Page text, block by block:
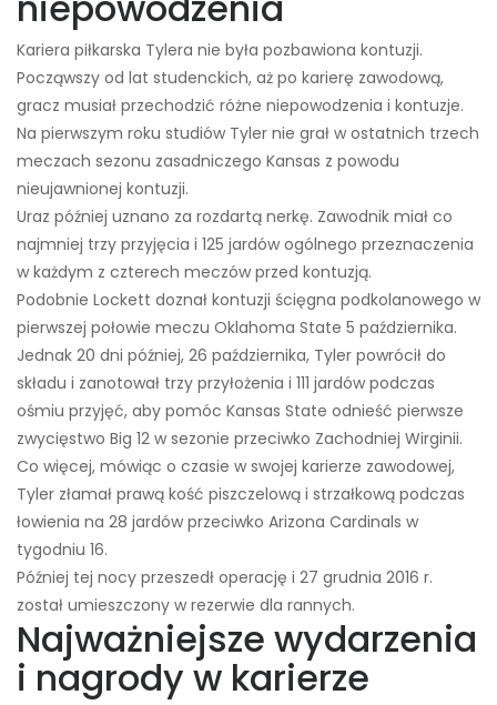
Kariera piłkarska Tylera nie była pozbawiona kontuzji.
Począwszy od lat studenckich, aż po karierę zawodową,
gracz musiał przechodzić różne niepowodzenia i kontuzje.
Na pierwszym roku studiów Tyler nie grał w ostatnich trzech
meczach sezonu zasadniczego Kansas z powodu
nieujawnionej kontuzji.
Uraz później uznano za rozdartą nerkę. Zawodnik miał co
najmniej trzy przyjęcia i 125 jardów ogólnego przeznaczenia
w każdym z czterech meczów przed kontuzją.
Podobnie Lockett doznał kontuzji ścięgna podkolanowego w
pierwszej połowie meczu Oklahoma State 5 października.
Jednak 20 dni później, 26 października, Tyler powrócił do
składu i zanotował trzy przyłożenia i 111 jardów podczas
ośmiu przyjęć, aby pomóc Kansas State odnieść pierwsze
zwycięstwo Big 12 w sezonie przeciwko Zachodniej Wirginii.
Co więcej, mówiąc o czasie w swojej karierze zawodowej,
Tyler złamał prawą kość piszczelową i strzałkową podczas
łowienia na 28 jardów przeciwko Arizona Cardinals w
tygodniu 16.
Później tej nocy przeszedł operację i 27 grudnia 2016 r.
został umieszczony w rezerwie dla rannych.
Najważniejsze wydarzenia
i nagrody w karierze